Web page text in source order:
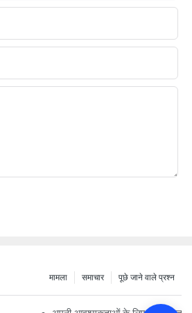
पूछे जाने वाले प्रश्न
समाचार
मामला
पर प्रौद्योगिकी का प्रभाव